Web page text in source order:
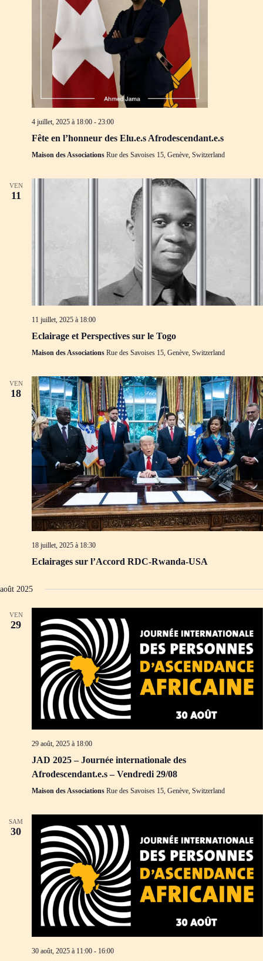
4 juillet, 2025 à 18:00 - 23:00
Fête en l’honneur des Elu.e.s Afrodescendant.e.s
Maison des Associations Rue des Savoises 15, Genève, Switzerland
VEN
11
11 juillet, 2025 à 18:00
Eclairage et Perspectives sur le Togo
Maison des Associations Rue des Savoises 15, Genève, Switzerland
VEN
18
18 juillet, 2025 à 18:30
Eclairages sur l’Accord RDC-Rwanda-USA
août 2025
VEN
29
29 août, 2025 à 18:00
JAD 2025 – Journée internationale des
Afrodescendant.e.s – Vendredi 29/08
Maison des Associations Rue des Savoises 15, Genève, Switzerland
SAM
30
30 août, 2025 à 11:00 - 16:00